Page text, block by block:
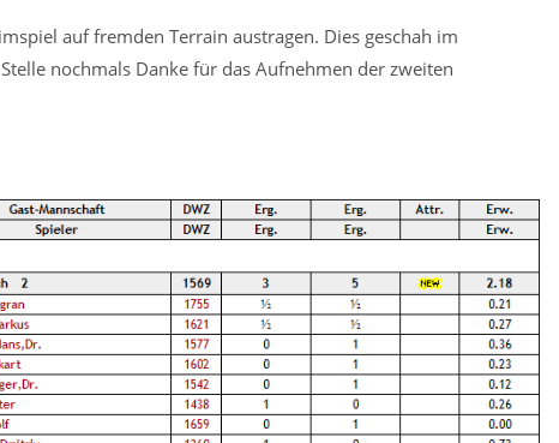
auf fremden Terrain austragen. Dies geschah im
nochmals Danke für das Aufnehmen der zweiten